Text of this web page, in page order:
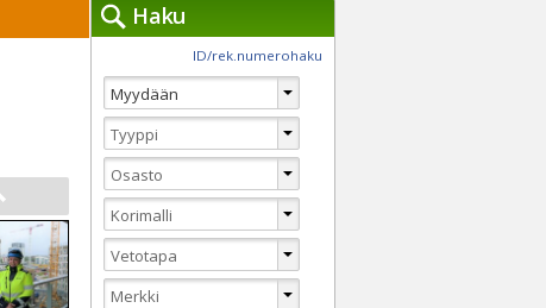
Haku
ID/rek.numerohaku